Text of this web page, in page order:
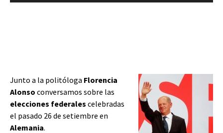
Junto a la politóloga Florencia
Alonso conversamos sobre las
elecciones federales celebradas
el pasado 26 de setiembre en
Alemania.